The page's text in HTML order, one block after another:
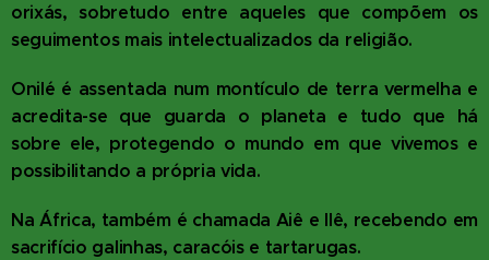
orixás, sobretudo entre aqueles que compõem os
seguimentos mais intelectualizados da religião.
Onilé é assentada num montículo de terra vermelha e
acredita-se que guarda o planeta e tudo que há
sobre ele, protegendo o mundo em que vivemos e
possibilitando a própria vida.
Na África, também é chamada Aiê e Ilê, recebendo em
sacrifício galinhas, caracóis e tartarugas.